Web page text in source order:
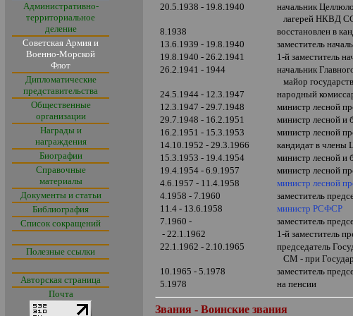
Административно-
территориальное
деление
Советская Армия и
Военно-Морской
Флот
Дипломатические
представительства
Общественные
организации
Награды и
награждения
Биографии
Справочные
материалы
Документы и статьи
Библиография
Список сокращений
Полезные ссылки
Авторская страница
Почта
20.5.1938 - 19.8.1940
начальник
лагерей НКВД
8.1938
восстановлен в
13.6.1939 - 19.8.1940
заместитель
19.8.1940 - 26.2.1941
1-й заместитель
26.2.1941 - 1944
начальник
майор
24.5.1944 - 12.3.1947
народный
12.3.1947 - 29.7.1948
министр лесной
29.7.1948 - 16.2.1951
министр лесной
16.2.1951 - 15.3.1953
министр лесной
14.10.1952 - 29.3.1966
кандидат в
15.3.1953 - 19.4.1954
министр лесной
19.4.1954 - 6.9.1957
министр лесной
4.6.1957 - 11.4.1958
министр лесной
4.1958 - 7.1960
заместитель
11.4 - 13.6.1958
министр РСФСР
7.1960 -
заместитель
- 22.1.1962
1-й заместитель
22.1.1962 - 2.10.1965
председатель
СМ - при
10.1965 - 5.1978
заместитель
5.1978
на пенсии
Звания - Воинские звания